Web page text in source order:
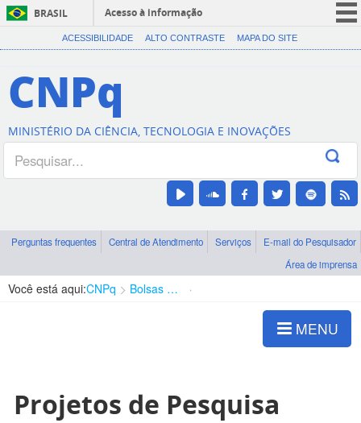
BRASIL
Acesso à informação
CORONAVÍRUS (COVID-19)
Canais
ACESSIBILIDADE ALTO CONTRASTE MAPA DO SITE
CNPq
MINISTÉRIO DA CIÊNCIA, TECNOLOGIA E INOVAÇÕES
Perguntas frequentes Central de Atendimento Serviços
E-mail do Pesquisador
Área de imprensa
Você está aqui:CNPq Bolsas e Auxílios Vigentes
MENU
Projetos de Pesquisa